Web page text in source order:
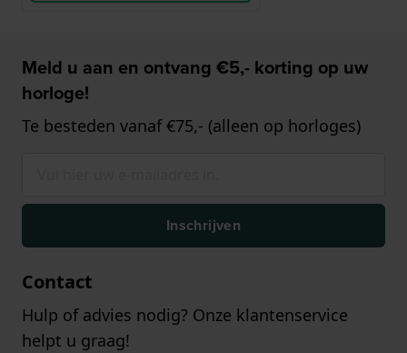
Meld u aan en ontvang €5,- korting op uw
horloge!
Te besteden vanaf €75,- (alleen op horloges)
Inschrijven
Contact
Hulp of advies nodig? Onze klantenservice
helpt u graag!